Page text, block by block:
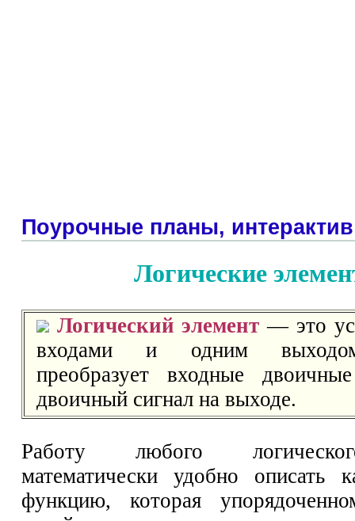
Поурочные планы, интерактив
Логические
Логический элемент — это
входами и одним
преобразует входные
двоичный сигнал на выходе.
Работу любого
математически удобно описать
функцию, которая